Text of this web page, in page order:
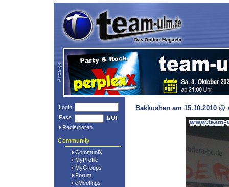
Login
Pass
Registrieren
Community
CommuniX
MyProfile
MyGroups
Forum
eMeetings
Bakkushan am 15.10.2010